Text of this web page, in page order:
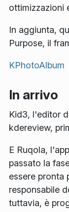
ottimizzazioni
In aggiunta,
Purpose, il
KPhotoAlbum
In arrivo
Kid3, l'editor
kdereview,
E Ruqola,
passato la
essere pronta
responsabile
tuttavia, è